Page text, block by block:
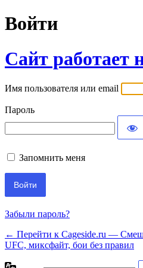
Войти
Сайт работает
Имя пользователя или email
Пароль
Запомнить меня
Забыли пароль?
← Перейти к Cageside.ru —
UFC, миксфайт, бои без правил